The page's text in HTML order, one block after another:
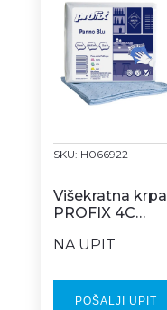
SKU: H066922
Višekratna krpa
PROFIX 4C
NA UPIT
POŠALJI UPIT